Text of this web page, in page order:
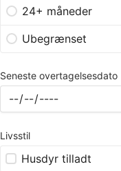
24+ måneder
Ubegrænset
Seneste overtagelsesdato
Livsstil
Husdyr tilladt